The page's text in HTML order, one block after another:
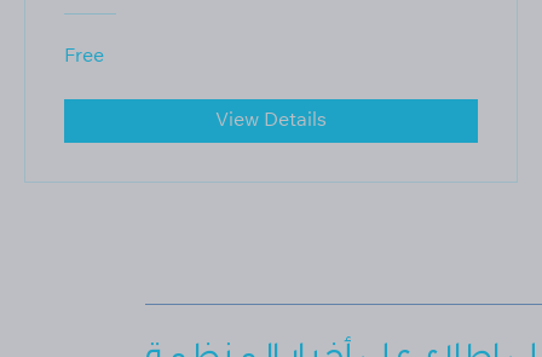
Free
View Details